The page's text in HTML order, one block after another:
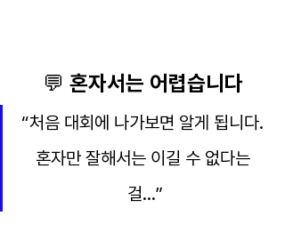
💬 혼자서는 어렵습니다
“처음 대회에 나가보면 알게 됩니다.
혼자만 잘해서는 이길 수 없다는
걸…”